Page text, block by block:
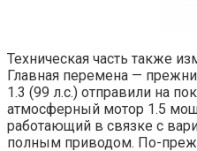
Техническая часть также
Главная перемена —
1.3 (99 л.с.) отправили на
атмосферный мотор 1.5
работающий в связке с
полным приводом. По-